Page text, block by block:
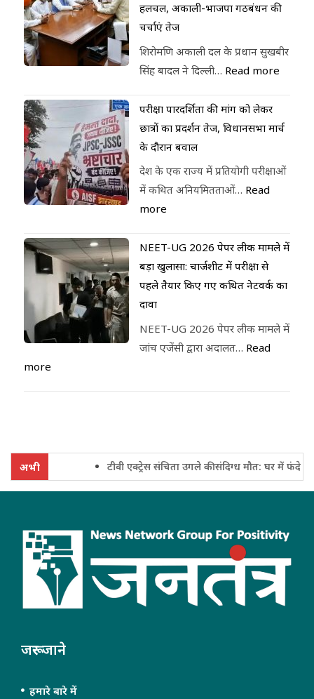
हलचल, अकाली-भाजपा गठबंधन की
चर्चाएं तेज
शिरोमणि अकाली दल के प्रधान सुखबीर
सिंह बादल ने दिल्ली… Read more
परीक्षा पारदर्शिता की मांग को लेकर
छात्रों का प्रदर्शन तेज, विधानसभा मार्च
के दौरान बवाल
देश के एक राज्य में प्रतियोगी परीक्षाओं
में कथित अनियमितताओं… Read
more
NEET-UG 2026 पेपर लीक मामले में
बड़ा खुलासा: चार्जशीट में परीक्षा से
पहले तैयार किए गए कथित नेटवर्क का
दावा
NEET-UG 2026 पेपर लीक मामले में
जांच एजेंसी द्वारा अदालत… Read
more
अभी टीवी एक्ट्रेस संचिता उगले की संदिग्ध मौत: घर में फंदे से
जरूर जाने
हमारे बारे में